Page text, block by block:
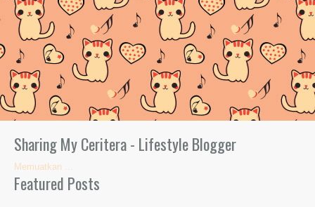
Sharing My Ceritera - Lifestyle Blogger
Memuatkan ...
Featured Posts